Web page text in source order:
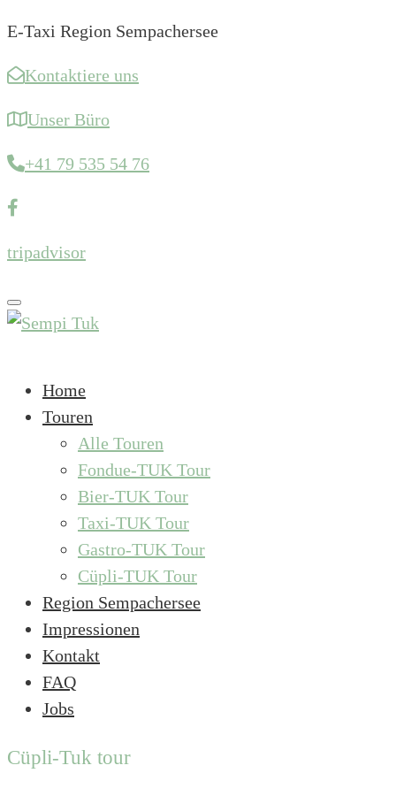
E-Taxi Region Sempachersee
Kontaktiere uns
Unser Büro
+41 79 535 54 76
tripadvisor
Toggle navigation
Home
Touren
Alle Touren
Fondue-TUK Tour
Bier-TUK Tour
Taxi-TUK Tour
Gastro-TUK Tour
Cüpli-TUK Tour
Region Sempachersee
Impressionen
Kontakt
FAQ
Jobs
Cüpli-Tuk tour